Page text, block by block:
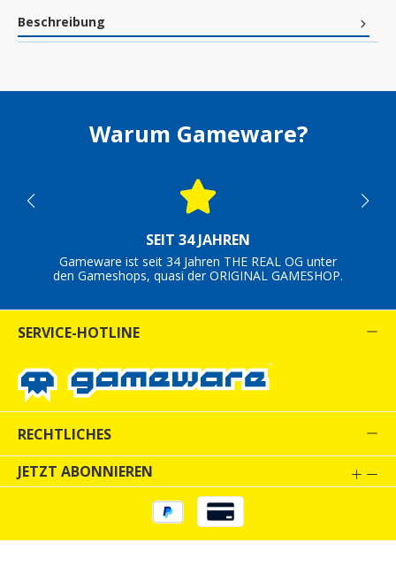
Beschreibung
Warum Gameware?
SEIT 34 JAHREN
Gameware ist seit 34 Jahren THE REAL OG unter
den Gameshops, quasi der ORIGINAL GAMESHOP.
SERVICE-HOTLINE
RECHTLICHES
JETZT ABONNIEREN